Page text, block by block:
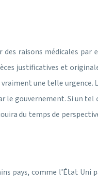
raisons médicales par
justificatives et
une telle
gouvernement. Si un tel
du temps de
pays, comme l’État Uni